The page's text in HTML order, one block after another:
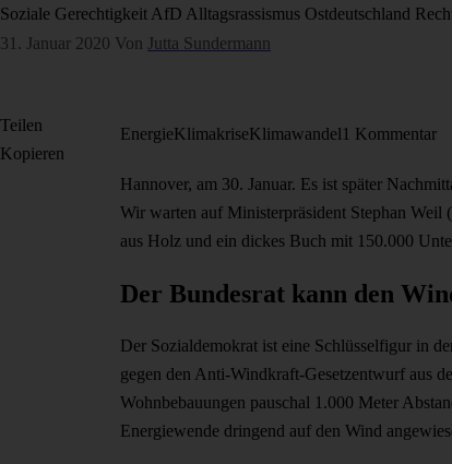
Soziale Gerechtigkeit AfD Alltagsrassismus Ostdeutschland
31. Januar 2020 Von Jutta Sundermann
EnergieKlimakriseKlimawandel1 Kommentar
Hannover, am 30. Januar. Es ist später
Wir warten auf Ministerpräsident Stephan Weil
aus Holz und ein dickes Buch mit 150.000
Der Bundesrat kann den
Der Sozialdemokrat ist eine Schlüsselfigur in
gegen den Anti-Windkraft-Gesetzentwurf aus
Wohnbebauungen pauschal 1.000 Meter
Energiewende dringend auf den Wind
Teilen
Kopieren